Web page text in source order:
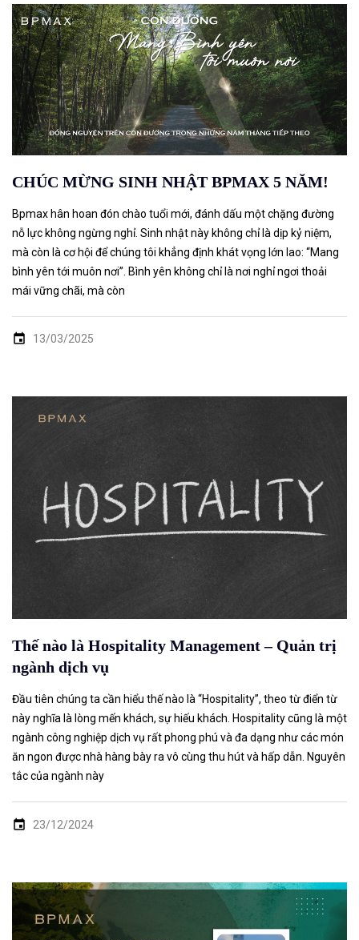
CHÚC MỪNG SINH NHẬT BPMAX 5 NĂM!
Bpmax hân hoan đón chào tuổi mới, đánh dấu một chặng đường
nỗ lực không ngừng nghỉ. Sinh nhật này không chỉ là dịp kỷ niệm,
mà còn là cơ hội để chúng tôi khẳng định khát vọng lớn lao: “Mang
bình yên tới muôn nơi”. Bình yên không chỉ là nơi nghỉ ngơi thoải
mái vững chãi, mà còn
13/03/2025
Thế nào là Hospitality Management – Quản trị
ngành dịch vụ
Đầu tiên chúng ta cần hiểu thế nào là “Hospitality”, theo từ điển từ
này nghĩa là lòng mến khách, sự hiếu khách. Hospitality cũng là một
ngành công nghiệp dịch vụ rất phong phú và đa dạng như các món
ăn ngon được nhà hàng bày ra vô cùng thu hút và hấp dẫn. Nguyên
tắc của ngành này
23/12/2024